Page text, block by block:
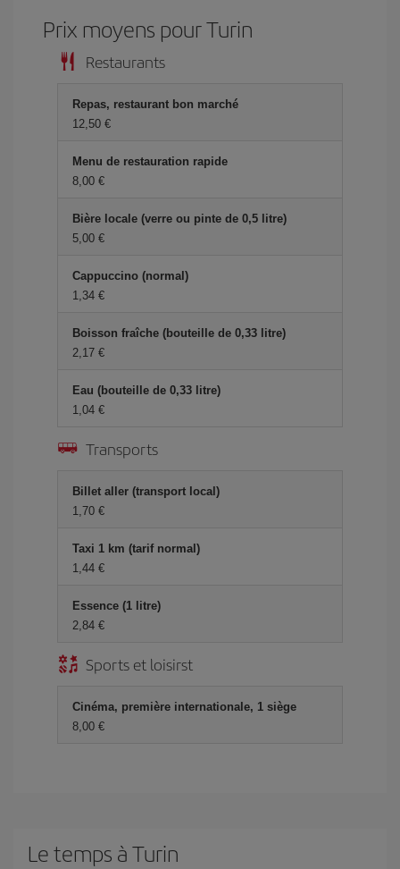
Prix ​​moyens pour Turin
Restaurants
Repas, restaurant bon marché
12,50 €
Menu de restauration rapide
8,00 €
Bière locale (verre ou pinte de 0,5 litre)
5,00 €
Cappuccino (normal)
1,34 €
Boisson fraîche (bouteille de 0,33 litre)
2,17 €
Eau (bouteille de 0,33 litre)
1,04 €
Transports
Billet aller (transport local)
1,70 €
Taxi 1 km (tarif normal)
1,44 €
Essence (1 litre)
2,84 €
Sports et loisirst
Cinéma, première internationale, 1 siège
8,00 €
Le temps à Turin